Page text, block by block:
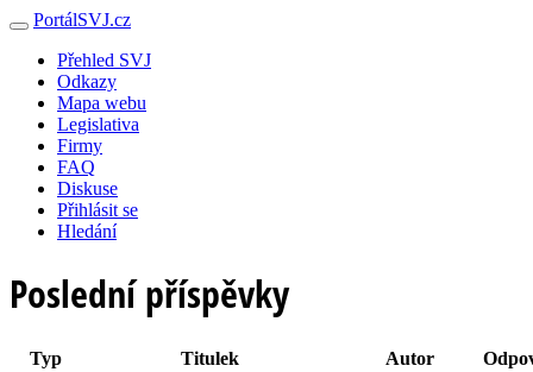
PortálSVJ.cz
Přehled SVJ
Odkazy
Mapa webu
Legislativa
Firmy
FAQ
Diskuse
Přihlásit se
Hledání
Poslední příspěvky
Typ Titulek Autor